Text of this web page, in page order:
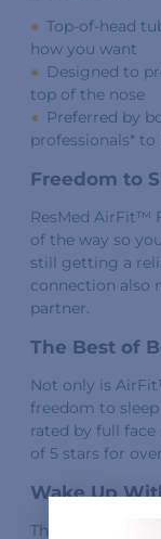
Top-of-head
how you want
Designed to
top of the nose
Preferred by
professionals*
Freedom to
ResMed AirFit™
of the way so
still getting a
connection also
partner.
The Best of
Not only is
freedom to
rated by full
of 5 stars for
Wake Up
The